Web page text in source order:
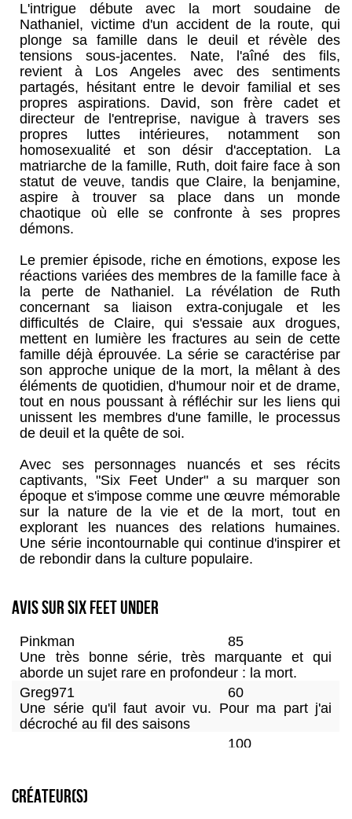
L'intrigue débute avec la mort soudaine de
Nathaniel, victime d'un accident de la route, qui
plonge sa famille dans le deuil et révèle des
tensions sous-jacentes. Nate, l'aîné des fils,
revient à Los Angeles avec des sentiments
partagés, hésitant entre le devoir familial et ses
propres aspirations. David, son frère cadet et
directeur de l'entreprise, navigue à travers ses
propres luttes intérieures, notamment son
homosexualité et son désir d'acceptation. La
matriarche de la famille, Ruth, doit faire face à son
statut de veuve, tandis que Claire, la benjamine,
aspire à trouver sa place dans un monde
chaotique où elle se confronte à ses propres
démons.
Le premier épisode, riche en émotions, expose les
réactions variées des membres de la famille face à
la perte de Nathaniel. La révélation de Ruth
concernant sa liaison extra-conjugale et les
difficultés de Claire, qui s'essaie aux drogues,
mettent en lumière les fractures au sein de cette
famille déjà éprouvée. La série se caractérise par
son approche unique de la mort, la mêlant à des
éléments de quotidien, d'humour noir et de drame,
tout en nous poussant à réfléchir sur les liens qui
unissent les membres d'une famille, le processus
de deuil et la quête de soi.
Avec ses personnages nuancés et ses récits
captivants, "Six Feet Under" a su marquer son
époque et s'impose comme une œuvre mémorable
sur la nature de la vie et de la mort, tout en
explorant les nuances des relations humaines.
Une série incontournable qui continue d'inspirer et
de rebondir dans la culture populaire.
Avis sur Six Feet Under
Pinkman
85
Une très bonne série, très marquante et qui
aborde un sujet rare en profondeur : la mort.
Greg971
60
Une série qu'il faut avoir vu. Pour ma part j'ai
décroché au fil des saisons
100
Créateur(s)